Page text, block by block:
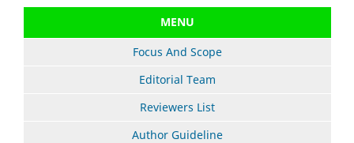
MENU
Focus And Scope
Editorial Team
Reviewers List
Author Guideline